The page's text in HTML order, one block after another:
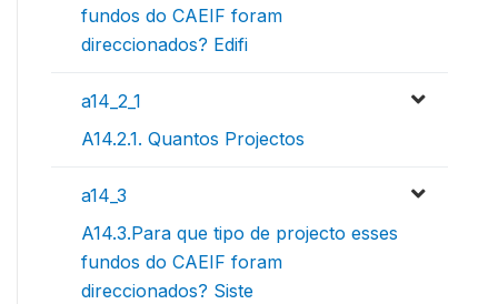
fundos do CAEIF foram
direccionados? Edifi
a14_2_1
A14.2.1. Quantos Projectos
a14_3
A14.3.Para que tipo de projecto esses
fundos do CAEIF foram
direccionados? Siste